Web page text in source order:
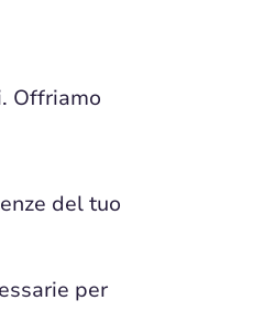
Offriamo
del tuo
per